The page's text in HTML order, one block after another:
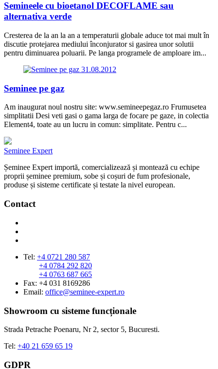
Semineele cu bioetanol DECOFLAME sau
alternativa verde
Cresterea de la an la an a temperaturii globale aduce tot mai mult în
discutie protejarea mediului înconjurator si gasirea unor solutii
pentru diminuarea poluarii. Pe langa programele de amploare im...
31.08.2012
Seminee pe gaz
Am inaugurat noul nostru site: www.semineepegaz.ro Frumusetea
simplitatii Desi veti gasi o gama larga de focare pe gaze, in colectia
Element4, toate au un lucru in comun: simplitate. Pentru c...
Seminee Expert
Șeminee Expert importă, comercializează și montează cu echipe
proprii șeminee premium, sobe și coșuri de fum profesionale,
produse și sisteme certificate și testate la nivel european.
Contact
Tel: +4 0721 280 587
+4 0784 292 820
+4 0763 687 665
Fax: +4 031 8169286
Email: office@seminee-expert.ro
Showroom cu sisteme funcționale
Strada Petrache Poenaru, Nr 2, sector 5, Bucuresti.
Tel: +40 21 659 65 19
GDPR